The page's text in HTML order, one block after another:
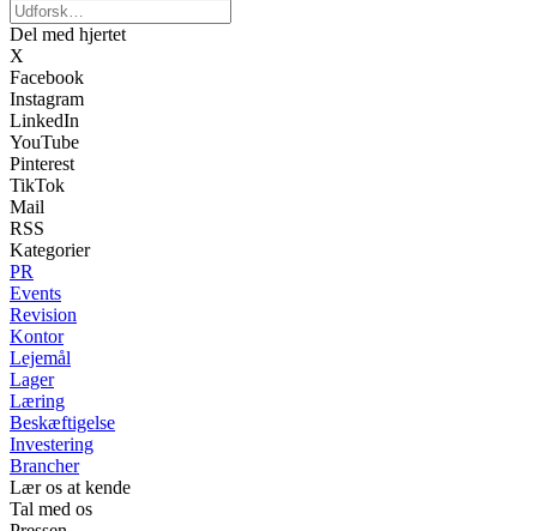
Del med hjertet
X
Facebook
Instagram
LinkedIn
YouTube
Pinterest
TikTok
Mail
RSS
Kategorier
PR
Events
Revision
Kontor
Lejemål
Lager
Læring
Beskæftigelse
Investering
Brancher
Lær os at kende
Tal med os